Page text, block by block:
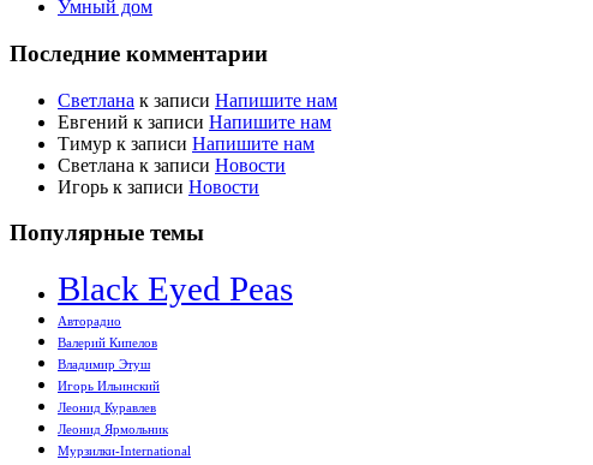
Умный дом
Последние комментарии
Светлана к записи Напишите нам
Евгений к записи Напишите нам
Тимур к записи Напишите нам
Светлана к записи Новости
Игорь к записи Новости
Популярные темы
Black Eyed Peas
Авторадио
Валерий Кипелов
Владимир Этуш
Игорь Ильинский
Леонид Куравлев
Леонид Ярмольник
Мурзилки-International